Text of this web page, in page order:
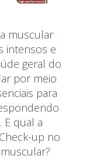
muscular
intensos e
geral do
por meio
para
E qual a
up no